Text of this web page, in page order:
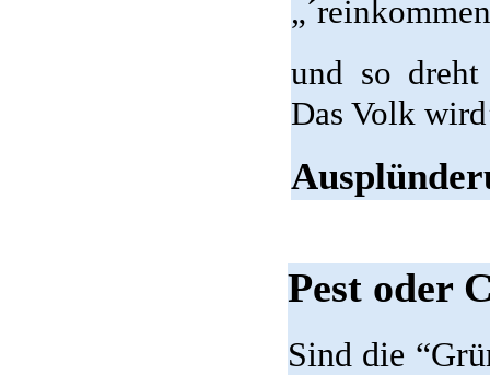
und so
Das Volk
Pest oder
Sind die